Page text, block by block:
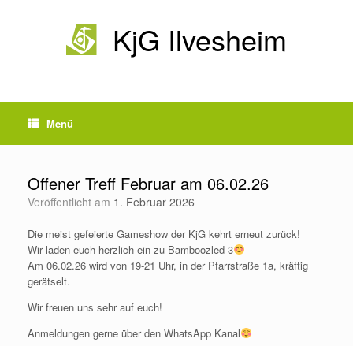
KjG Ilvesheim
Menü
Offener Treff Februar am 06.02.26
Veröffentlicht am 1. Februar 2026
Die meist gefeierte Gameshow der KjG kehrt erneut zurück!
Wir laden euch herzlich ein zu Bamboozled 3
Am 06.02.26 wird von 19-21 Uhr, in der Pfarrstraße 1a, kräftig
gerätselt.
Wir freuen uns sehr auf euch!
Anmeldungen gerne über den WhatsApp Kanal